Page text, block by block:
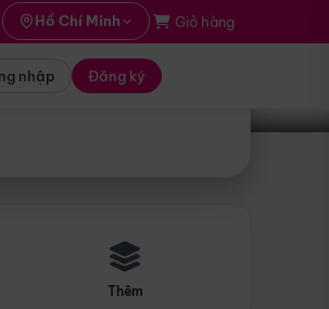
Hồ Chí Minh Giỏ hàng
nhập Đăng ký
Tìm tour
Thêm